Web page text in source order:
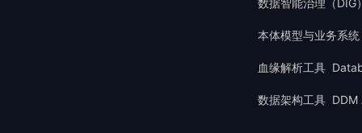
数据智能治理（DIG
本体模型与业务系
血缘解析工具
数据架构工具 DDM